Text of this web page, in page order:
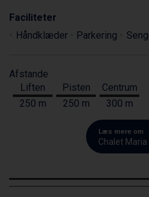
Faciliteter
Håndklæder
Parkering
Afstande
Liften
250 m
Pisten
250 m
Centrum
300 m
Læs mere om
Chalet Maria